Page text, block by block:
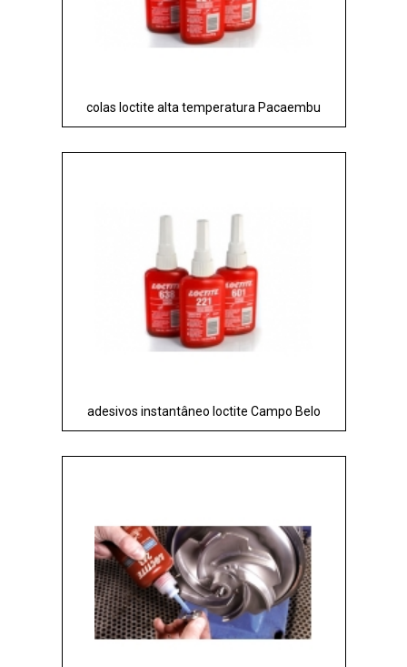
colas loctite alta temperatura Pacaembu
adesivos instantâneo loctite Campo Belo